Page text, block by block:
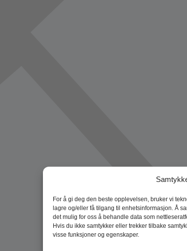
For å gi deg den beste opplevelsen, bruker vi
lagre og/eller få tilgang til enhetsinformasjon. Å
det mulig for oss å behandle data som
Hvis du ikke samtykker eller trekker tilbake
visse funksjoner og egenskaper.